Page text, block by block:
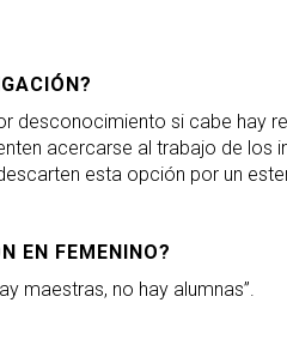
desconocimiento si cabe hay
acercarse al trabajo de los
esta opción por un
EN FEMENINO?
maestras, no hay alumnas”.